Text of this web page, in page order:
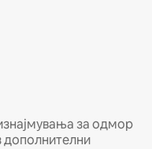
за одмор